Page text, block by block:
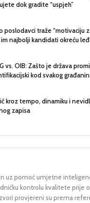
dok gradite “uspjeh”
poslodavci traže “motivaciju
najbolji kandidati okreću
vs. OIB: Zašto je država
kod svakog
kroz tempo, dinamiku i
zapisa
uz pomoć umjetne
kontrolu kvalitete prije
provjereni su prema